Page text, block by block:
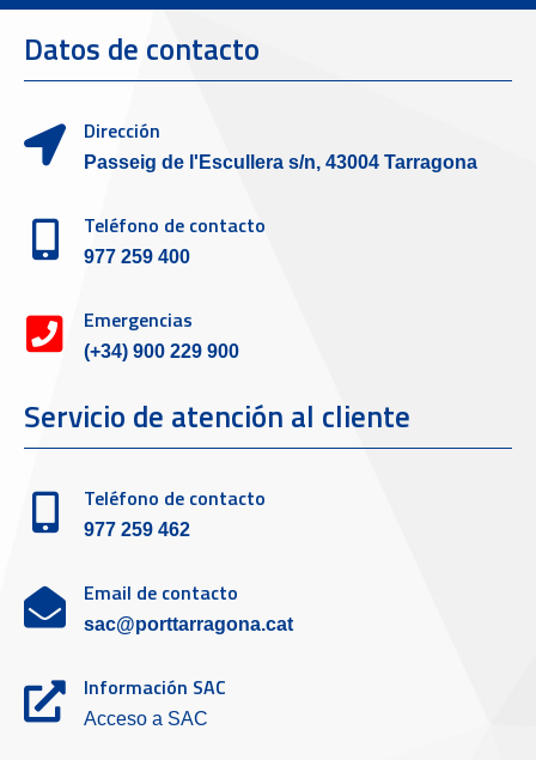
Datos de contacto
Dirección
Passeig de l'Escullera s/n, 43004 Tarragona
Teléfono de contacto
977 259 400
Emergencias
(+34) 900 229 900
Servicio de atención al cliente
Teléfono de contacto
977 259 462
Email de contacto
sac@porttarragona.cat
Información SAC
Acceso a SAC